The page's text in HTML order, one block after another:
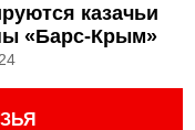
казачьи
«Барс-Крым»